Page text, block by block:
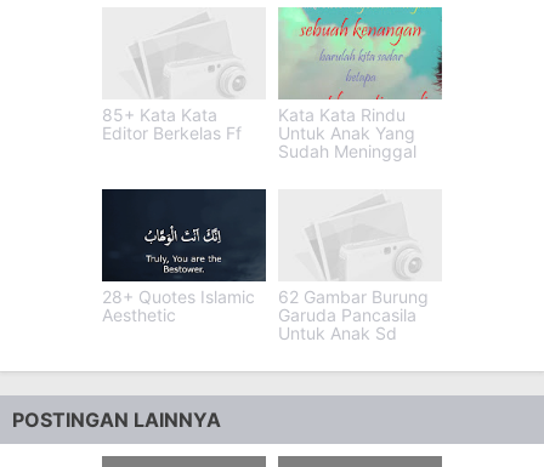
85+ Kata Kata
Editor Berkelas Ff
Kata Kata Rindu
Untuk Anak Yang
Sudah Meninggal
28+ Quotes Islamic
Aesthetic
62 Gambar Burung
Garuda Pancasila
Untuk Anak Sd
POSTINGAN LAINNYA